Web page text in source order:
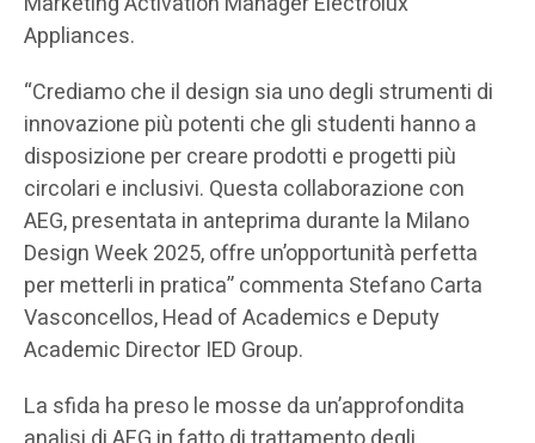
Appliances.
“Crediamo che il design sia uno degli strumenti di
innovazione più potenti che gli studenti hanno a
disposizione per creare prodotti e progetti più
circolari e inclusivi. Questa collaborazione con
AEG, presentata in anteprima durante la Milano
Design Week 2025, offre un’opportunità perfetta
per metterli in pratica” commenta Stefano Carta
Vasconcellos, Head of Academics e Deputy
Academic Director IED Group.
La sfida ha preso le mosse da un’approfondita